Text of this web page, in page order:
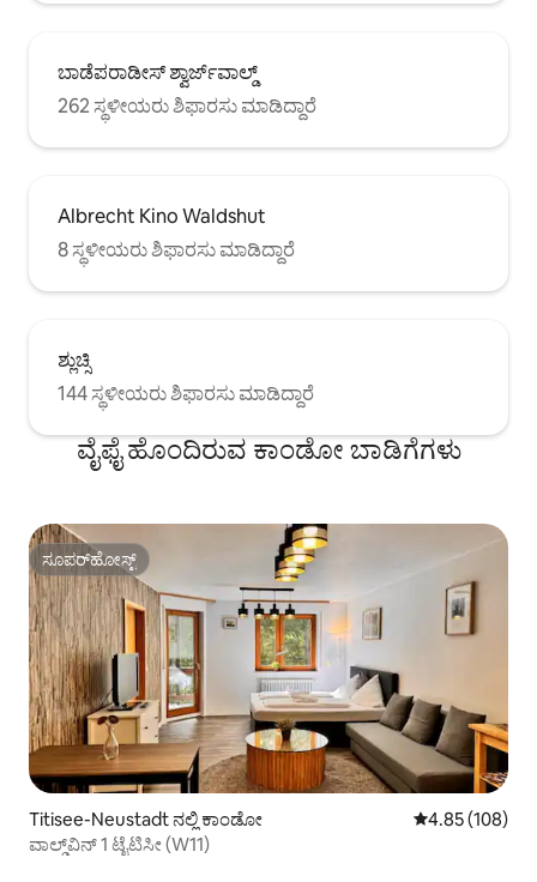
ಬಾಡೆಪರಾಡೀಸ್ ಶ್ವಾರ್ಜ್‌ವಾಲ್ಡ್
262 ಸ್ಥಳೀಯರು ಶಿಫಾರಸು ಮಾಡಿದ್ದಾರೆ
Albrecht Kino Waldshut
8 ಸ್ಥಳೀಯರು ಶಿಫಾರಸು ಮಾಡಿದ್ದಾರೆ
ಶ್ಲುಚ್ಸಿ
144 ಸ್ಥಳೀಯರು ಶಿಫಾರಸು ಮಾಡಿದ್ದಾರೆ
ವೈಫೈ ಹೊಂದಿರುವ ಕಾಂಡೋ ಬಾಡಿಗೆಗಳು
ಸೂಪರ್‌ಹೋಸ್ಟ್
ಸೂಪರ್‌ಹೋಸ್ಟ್
Titisee-Neustadt ನಲ್ಲಿ ಕಾಂಡೋ 5 ರಲ್ಲಿ 4.85
4.85 (108)
ವಾಲ್ಡ್‌ವಿನ್ 1 ಟೈಟಿಸೀ (W11)